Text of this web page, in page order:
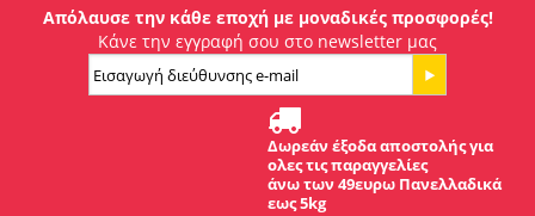
Απόλαυσε την κάθε εποχή με μοναδικές προσφορές!
Κάνε την εγγραφή σου στο newsletter μας
Δωρεάν έξοδα αποστολής για
ολες τις παραγγελίες
άνω των 49ευρω Πανελλαδικά
εως 5kg